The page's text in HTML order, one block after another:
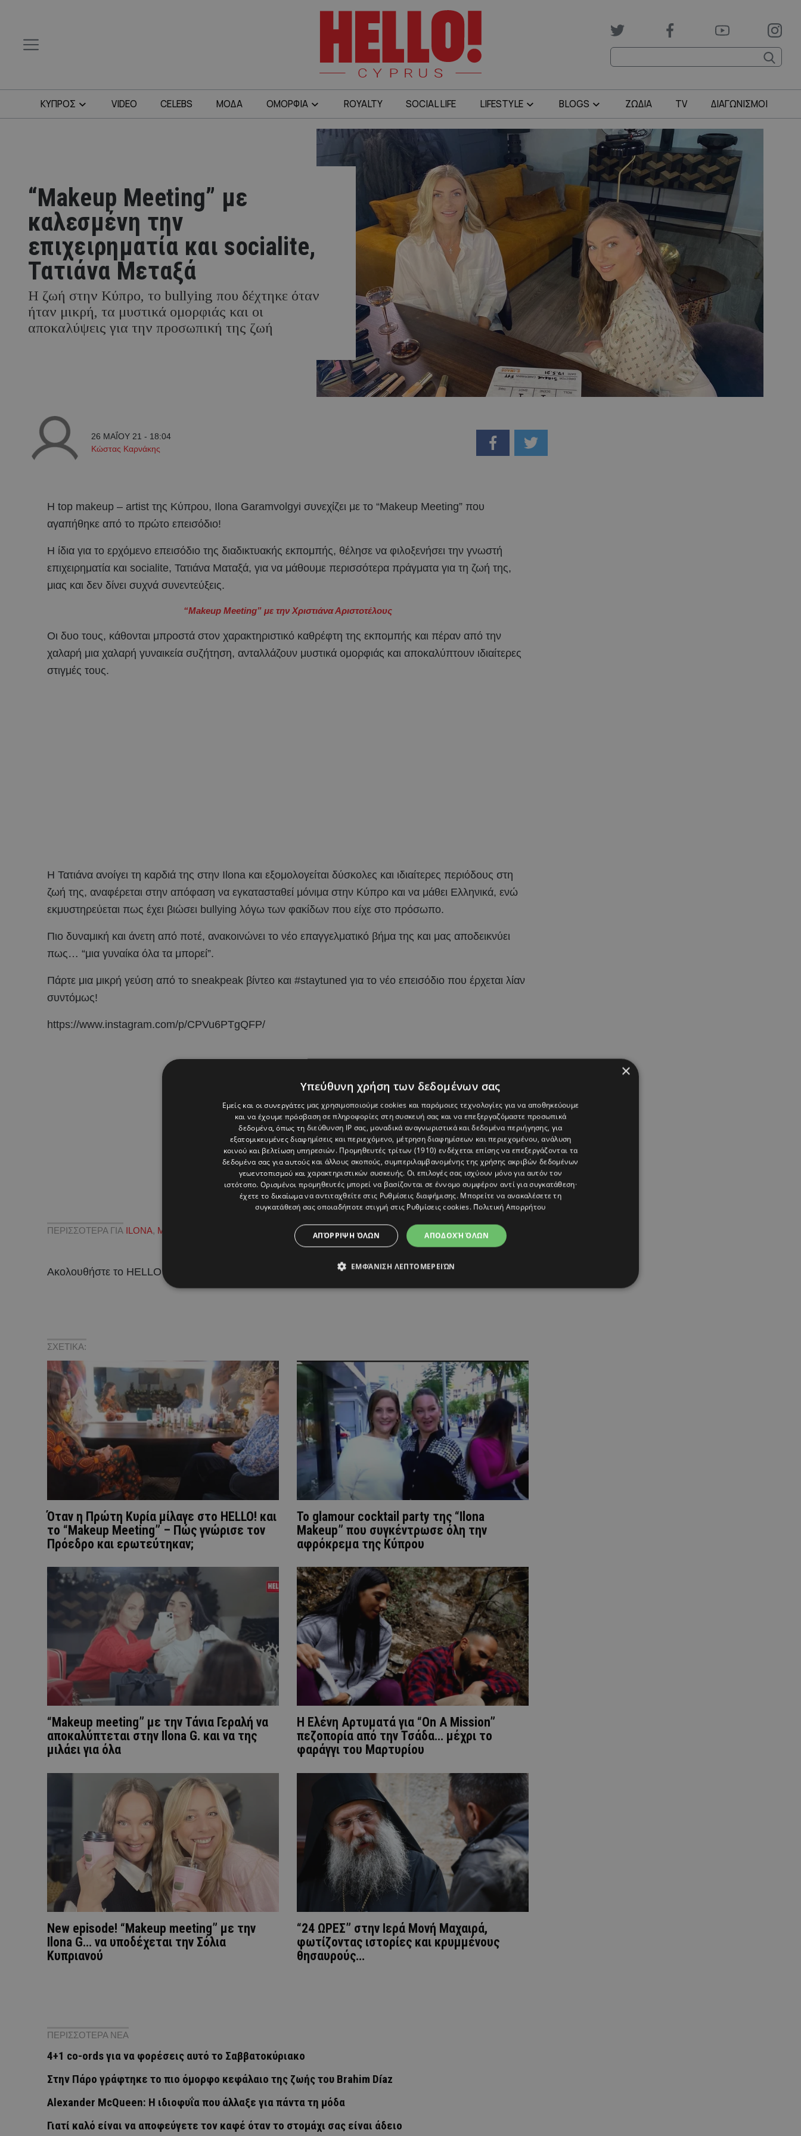
ΚΥΠΡΟΣ VIDEO CELEBS ΜΟΔΑ ΟΜΟΡΦΙΑ ROYALTY SOCIAL LIFE LIFESTYLE BLOGS ΖΩΔΙΑ TV ΔΙΑΓΩΝΙΣΜΟΙ
“Makeup Meeting” με
καλεσμένη την
επιχειρηματία και socialite,
Τατιάνα Μεταξά
Η ζωή στην Κύπρο, το bullying που δέχτηκε όταν
ήταν μικρή, τα μυστικά ομορφιάς και οι
αποκαλύψεις για την προσωπική της ζωή
26 ΜΑΪ́ΟΥ 21 - 18:04
Κώστας Καρνάκης
Η top makeup – artist της Κύπρου, Ilona Garamvolgyi συνεχίζει με το “Makeup Meeting” που
αγαπήθηκε από το πρώτο επεισόδιο!
Η ίδια για το ερχόμενο επεισόδιο της διαδικτυακής εκπομπής, θέλησε να φιλοξενήσει την γνωστή
επιχειρηματία και socialite, Τατιάνα Ματαξά, για να μάθουμε περισσότερα πράγματα για τη ζωή της,
μιας και δεν δίνει συχνά συνεντεύξεις.
“Makeup Meeting” με την Χριστιάνα Αριστοτέλους
Οι δυο τους, κάθονται μπροστά στον χαρακτηριστικό καθρέφτη της εκπομπής και πέραν από την
χαλαρή μια χαλαρή γυναικεία συζήτηση, ανταλλάζουν μυστικά ομορφιάς και αποκαλύπτουν ιδιαίτερες
στιγμές τους.
Η Τατιάνα ανοίγει τη καρδιά της στην Ilona και εξομολογείται δύσκολες και ιδιαίτερες περιόδους στη
ζωή της, αναφέρεται στην απόφαση να εγκατασταθεί μόνιμα στην Κύπρο και να μάθει Ελληνικά, ενώ
εκμυστηρεύεται πως έχει βιώσει bullying λόγω των φακίδων που είχε στο πρόσωπο.
Πιο δυναμική και άνετη από ποτέ, ανακοινώνει το νέο επαγγελματικό βήμα της και μας αποδεικνύει
πως… “μια γυναίκα όλα τα μπορεί”.
Πάρτε μια μικρή γεύση από το sneakpeak βίντεο και #staytuned για το νέο επεισόδιο που έρχεται λίαν
συντόμως!
https://www.instagram.com/p/CPVu6PTgQFP/
ΠΕΡΙΣΣΟΤΕΡΑ ΓΙΑ ILONA, MAKEUP MEETING ΝΕΟ ΕΠΕΙΣΟΔΙΟ ,ΤΑΤΙΑΝΑ ΜΕΤΑΞΑ
Ακολουθήστε το HELLO σε
ΣΧΕΤΙΚΑ:
Όταν η Πρώτη Κυρία μίλαγε στο HELLO! και
το “Makeup Meeting” – Πώς γνώρισε τον
Πρόεδρο και ερωτεύτηκαν;
Το glamour cocktail party της “Ilona
Makeup” που συγκέντρωσε όλη την
αφρόκρεμα της Κύπρου
“Makeup meeting” με την Τάνια Γεραλή να
αποκαλύπτεται στην Ilona G. και να της
μιλάει για όλα
Η Ελένη Αρτυματά για “On A Mission”
πεζοπορία από την Τσάδα… μέχρι το
φαράγγι του Μαρτυρίου
New episode! “Makeup meeting” με την
Ilona G… να υποδέχεται την Σόλια
Κυπριανού
“24 ΩΡΕΣ” στην Ιερά Μονή Μαχαιρά,
φωτίζοντας ιστορίες και κρυμμένους
θησαυρούς…
ΠΕΡΙΣΣΟΤΕΡΑ ΝΕΑ
4+1 co-ords για να φορέσεις αυτό το Σαββατοκύριακο
Στην Πάρο γράφτηκε το πιο όμορφο κεφάλαιο της ζωής του Brahim Díaz
Alexander McQueen: Η ιδιοφυΐα που άλλαξε για πάντα τη μόδα
Γιατί καλό είναι να αποφεύγετε τον καφέ όταν το στομάχι σας είναι άδειο
×
Υπεύθυνη χρήση των δεδομένων σας
Εμείς και οι συνεργάτες μας χρησιμοποιούμε cookies και παρόμοιες τεχνολογίες για να αποθηκεύουμε
και να έχουμε πρόσβαση σε πληροφορίες στη συσκευή σας και να επεξεργαζόμαστε προσωπικά
δεδομένα, όπως τη διεύθυνση IP σας, μοναδικά αναγνωριστικά και δεδομένα περιήγησης, για
εξατομικευμένες διαφημίσεις και περιεχόμενο, μέτρηση διαφημίσεων και περιεχομένου, ανάλυση
κοινού και βελτίωση υπηρεσιών. Προμηθευτές τρίτων (1910) ενδέχεται επίσης να επεξεργάζονται τα
δεδομένα σας για αυτούς και άλλους σκοπούς, συμπεριλαμβανομένης της χρήσης ακριβών δεδομένων
γεωεντοπισμού και χαρακτηριστικών συσκευής. Οι επιλογές σας ισχύουν μόνο για αυτόν τον
ιστότοπο. Ορισμένοι προμηθευτές μπορεί να βασίζονται σε έννομο συμφέρον αντί για συγκατάθεση·
έχετε το δικαίωμα να αντιταχθείτε στις Ρυθμίσεις διαφήμισης. Μπορείτε να ανακαλέσετε τη
συγκατάθεσή σας οποιαδήποτε στιγμή στις Ρυθμίσεις cookies. Πολιτική Απορρήτου
ΑΠΟΔΟΧΉ ΌΛΩΝ
ΑΠΌΡΡΙΨΗ ΌΛΩΝ
ΕΜΦΆΝΙΣΗ ΛΕΠΤΟΜΕΡΕΙΏΝ